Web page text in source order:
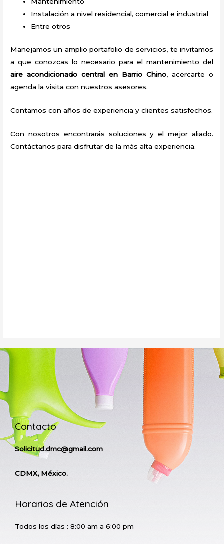
Instalación a nivel residencial, comercial e industrial
Entre otros
Manejamos un amplio portafolio de servicios, te invitamos
a que conozcas lo necesario para el mantenimiento del
aire acondicionado central en Barrio Chino, acercarte o
agenda la visita con nuestros asesores.
Contamos con años de experiencia y clientes satisfechos.
Con nosotros encontrarás soluciones y el mejor aliado.
Contáctanos para disfrutar de la más alta experiencia.
Contacto
Solicitud.dmc@gmail.com
CDMX, México.
Horarios de Atención
Todos los días : 8:00 am a 6:00 pm